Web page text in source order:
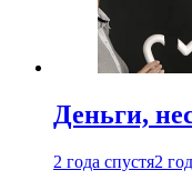
Деньги,
2 года спустя2